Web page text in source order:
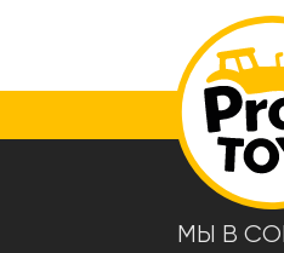
МЫ В